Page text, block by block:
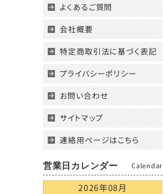
よくあるご質問
会社概要
特定商取引法に基づく表記
プライバシーポリシー
お問い合わせ
サイトマップ
連絡用ページはこちら
営業日カレンダー Calendar
2026年08月